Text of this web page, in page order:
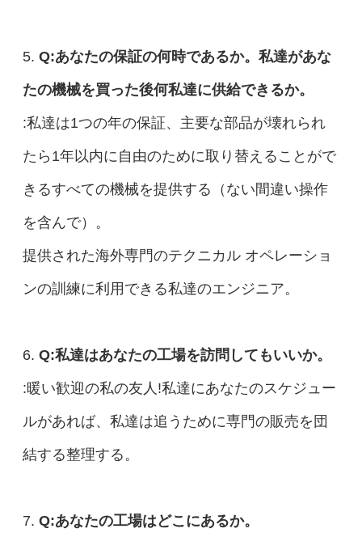
5. Q:あなたの保証の何時であるか。私達があな
たの機械を買った後何私達に供給できるか。
:私達は1つの年の保証、主要な部品が壊れられ
たら1年以内に自由のために取り替えることがで
きるすべての機械を提供する（ない間違い操作
を含んで）。
提供された海外専門のテクニカル オペレーショ
ンの訓練に利用できる私達のエンジニア。
6. Q:私達はあなたの工場を訪問してもいいか。
:暖い歓迎の私の友人!私達にあなたのスケジュー
ルがあれば、私達は追うために専門の販売を団
結する整理する。
7. Q:あなたの工場はどこにあるか。